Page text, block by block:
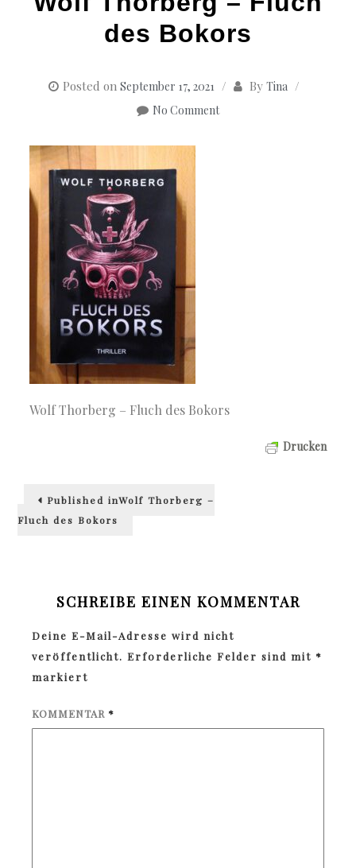
des Bokors
Posted on September 17, 2021 By Tina
No Comment
Wolf Thorberg – Fluch des Bokors
Drucken
Beitragsnavigation
Published inWolf Thorberg –
Fluch des Bokors
SCHREIBE EINEN KOMMENTAR
Deine E-Mail-Adresse wird nicht
veröffentlicht. Erforderliche Felder sind mit *
markiert
KOMMENTAR *